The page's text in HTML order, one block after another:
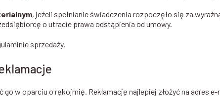
, jeżeli spełnianie świadczenia rozpoczęło się za
o utracie prawa odstąpienia od umowy.
sprzedaży.
w oparciu o rękojmię. Reklamację najlepiej złożyć na adres e-